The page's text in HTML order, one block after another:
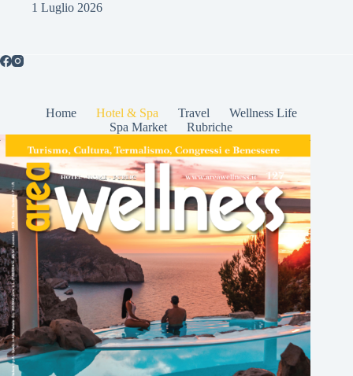
1 Luglio 2026
Home Hotel & Spa Travel
Wellness Life
Spa Market
Rubriche